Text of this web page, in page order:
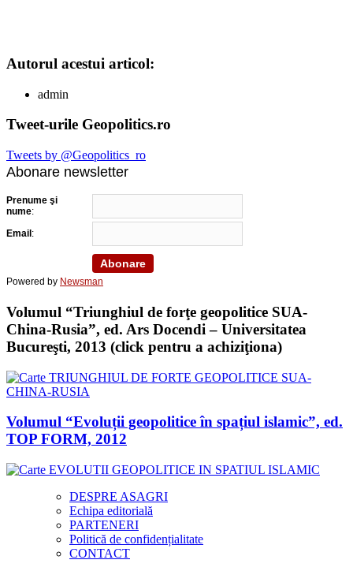
Autorul acestui articol:
admin
Tweet-urile Geopolitics.ro
Tweets by @Geopolitics_ro
Abonare newsletter
Prenume şi
nume:
Email :
Powered by Newsman
Volumul “Triunghiul de forţe geopolitice SUA-
China-Rusia”, ed. Ars Docendi – Universitatea
Bucureşti, 2013 (click pentru a achiziţiona)
Volumul “Evoluții geopolitice în spațiul islamic”, ed.
TOP FORM, 2012
DESPRE ASAGRI
Echipa editorială
PARTENERI
Politică de confidențialitate
CONTACT